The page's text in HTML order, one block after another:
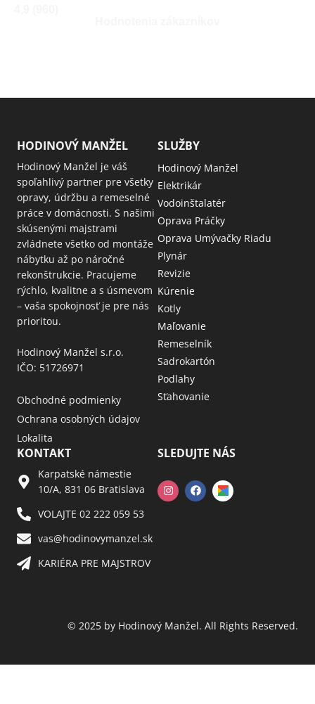
HODINOVÝ MANŽEL
Hodinový Manžel je váš
spoľahlivý partner pre všetky
opravy, údržbu a remeselné
práce v domácnosti. S našimi
skúsenými majstrami
zvládnete všetko od montáže
nábytku až po náročné
rekonštrukcie. Pracujeme
rýchlo, kvalitne a s úsmevom
– vaša spokojnosť je pre nás
prioritou.
Hodinový Manžel s.r.o.
IČO: 51726971
Obchodné podmienky
Ochrana osobných údajov
Lokalita
SLUŽBY
Hodinový Manžel
Elektrikár
Vodoinštalatér
Oprava Práčky
Oprava Umývačky Riadu
Plynár
Revizie
Kúrenie
Kotly
Maľovanie
Remeselník
Sadrokartón
Podlahy
Sťahovanie
KONTAKT
Karpatské námestie
10/A, 831 06 Bratislava
VOLAJTE 02 222 059 53​
vas@hodinovymanzel.sk​
KARIÉRA PRE MAJSTROV​
SLEDUJTE NÁS
© 2025 by Hodinový Manžel. All Rights Reserved.